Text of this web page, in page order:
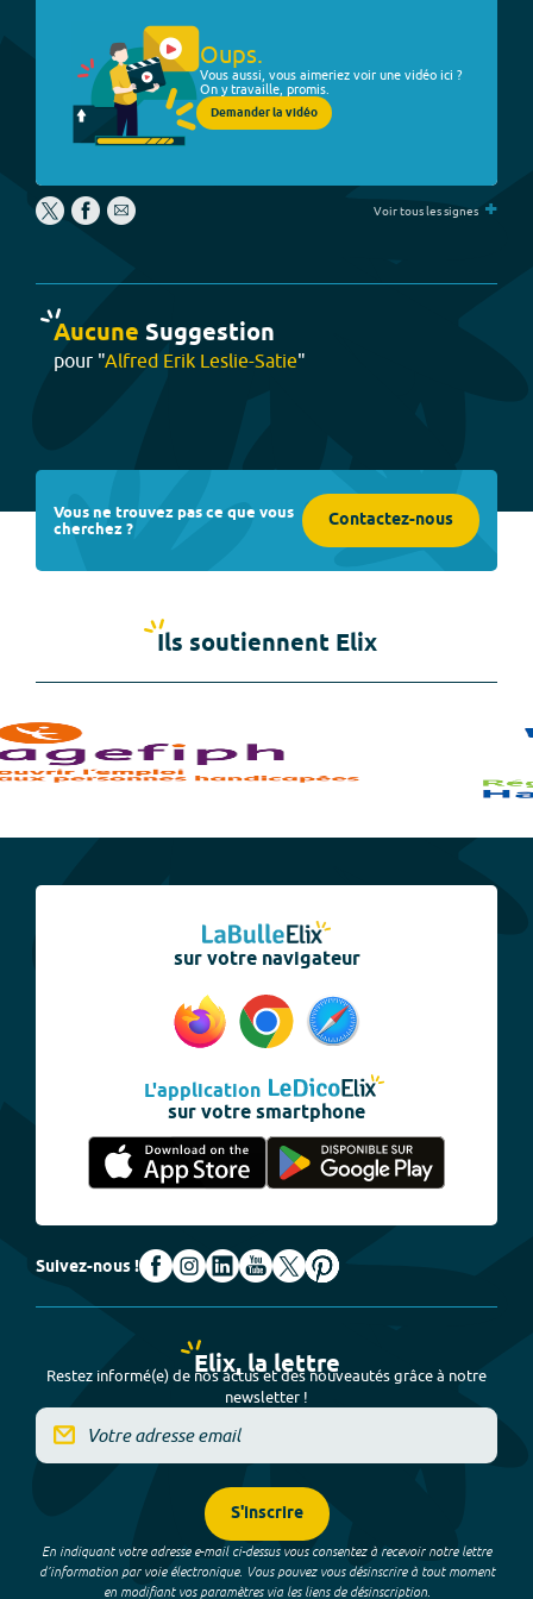
Oups.
Vous aussi, vous aimeriez voir une vidéo ici ?
On y travaille, promis.
Demander la vidéo
Voir tous les signes +
Aucune Suggestion
pour "Alfred Erik Leslie-Satie"
Vous ne trouvez pas ce que vous
cherchez ? Contactez-nous
Ils soutiennent Elix
sur votre navigateur
L'application
sur votre smartphone
Suivez-nous !
Elix, la lettre
Restez informé(e) de nos actus et des nouveautés grâce à notre
newsletter !
S'inscrire
En indiquant votre adresse e-mail ci-dessus vous consentez à recevoir notre lettre
d’information par voie électronique. Vous pouvez vous désinscrire à tout moment
en modifiant vos paramètres via les liens de désinscription.